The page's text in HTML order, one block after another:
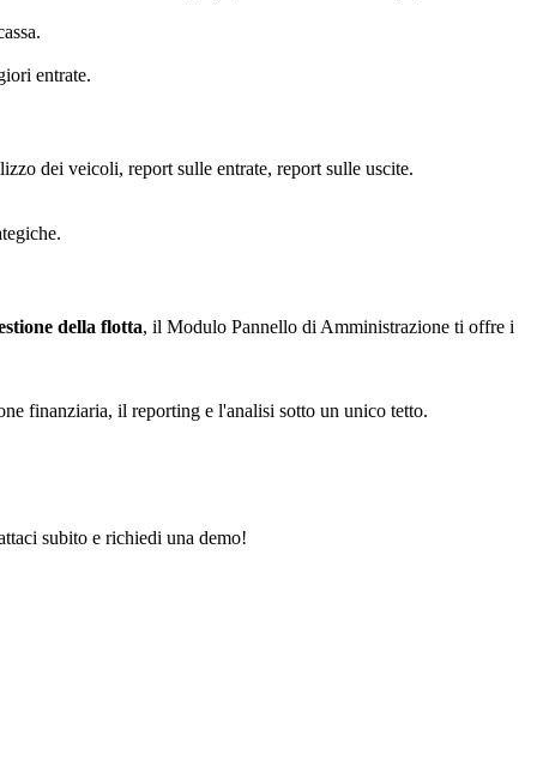
entrate.
dei veicoli, report sulle entrate, report sulle uscite.
della flotta, il Modulo Pannello di Amministrazione ti offre i
finanziaria, il reporting e l'analisi sotto un unico tetto.
subito e richiedi una demo!